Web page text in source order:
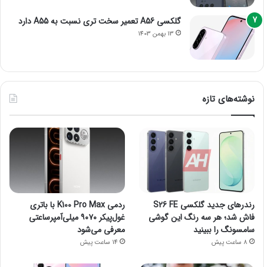
گلکسی A56 تعمیر سخت تری نسبت به A55 دارد
13 بهمن 1403
نوشته‌های تازه
رندرهای جدید گلکسی S26 FE
فاش شد؛ هر سه رنگ این گوشی
سامسونگ را ببینید
8 ساعت پیش
ردمی K100 Pro Max با باتری
غول‌پیکر ۹۰۷۰ میلی‌آمپرساعتی
معرفی می‌شود
14 ساعت پیش